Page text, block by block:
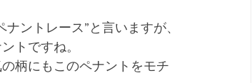
ントレース”と言いますが、
トですね。
柄にもこのペナントをモチ